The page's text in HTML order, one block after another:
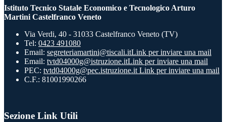
Istituto Tecnico Statale Economico e Tecnologico Arturo
Martini Castelfranco Veneto
Via Verdi, 40 - 31033 Castelfranco Veneto (TV)
Tel: 0423 491080
Email: segreteriamartini@tiscali.itLink per inviare una mail
Email: tvtd04000g@istruzione.itLink per inviare una mail
PEC: tvtd04000g@pec.istruzione.it Link per inviare una mail
C.F.: 81001990266
Sezione Link Utili